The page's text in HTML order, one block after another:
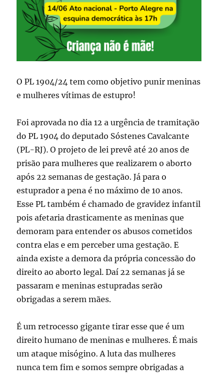
O PL 1904/24 tem como objetivo punir meninas
e mulheres vítimas de estupro!
Foi aprovada no dia 12 a urgência de tramitação
do PL 1904 do deputado Sóstenes Cavalcante
(PL-RJ). O projeto de lei prevê até 20 anos de
prisão para mulheres que realizarem o aborto
após 22 semanas de gestação. Já para o
estuprador a pena é no máximo de 10 anos.
Esse PL também é chamado de gravidez infantil
pois afetaria drasticamente as meninas que
demoram para entender os abusos cometidos
contra elas e em perceber uma gestação. E
ainda existe a demora da própria concessão do
direito ao aborto legal. Daí 22 semanas já se
passaram e meninas estupradas serão
obrigadas a serem mães.
É um retrocesso gigante tirar esse que é um
direito humano de meninas e mulheres. É mais
um ataque misógino. A luta das mulheres
nunca tem fim e somos sempre obrigadas a